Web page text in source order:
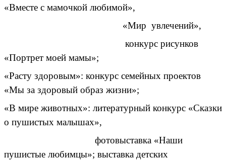
«Вместе с мамочкой любимой»,
«Мир увлечений»,
конкурс рисунков
«Портрет моей мамы»;
«Расту здоровым»: конкурс семейных проектов
«Мы за здоровый образ жизни»;
«В мире животных»: литературный конкурс «Сказки
о пушистых малышах»,
фотовыставка «Наши
пушистые любимцы»; выставка детских